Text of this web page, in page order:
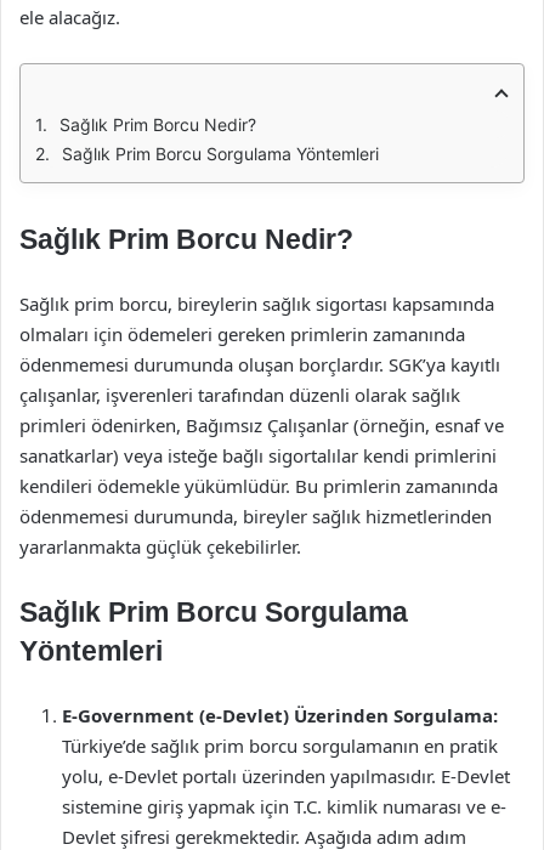
ele alacağız.
Sağlık Prim Borcu Nedir?
Sağlık Prim Borcu Sorgulama Yöntemleri
Sağlık Prim Borcu Nedir?
Sağlık prim borcu, bireylerin sağlık sigortası kapsamında
olmaları için ödemeleri gereken primlerin zamanında
ödenmemesi durumunda oluşan borçlardır. SGK’ya kayıtlı
çalışanlar, işverenleri tarafından düzenli olarak sağlık
primleri ödenirken, Bağımsız Çalışanlar (örneğin, esnaf ve
sanatkarlar) veya isteğe bağlı sigortalılar kendi primlerini
kendileri ödemekle yükümlüdür. Bu primlerin zamanında
ödenmemesi durumunda, bireyler sağlık hizmetlerinden
yararlanmakta güçlük çekebilirler.
Sağlık Prim Borcu Sorgulama
Yöntemleri
E-Government (e-Devlet) Üzerinden Sorgulama:
Türkiye’de sağlık prim borcu sorgulamanın en pratik
yolu, e-Devlet portalı üzerinden yapılmasıdır. E-Devlet
sistemine giriş yapmak için T.C. kimlik numarası ve e-
Devlet şifresi gerekmektedir. Aşağıda adım adım